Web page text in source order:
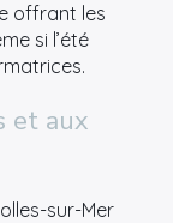
offrant les
si l’été
et aux
sur-Mer